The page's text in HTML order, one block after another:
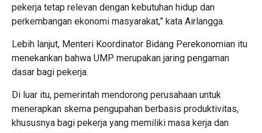
pekerja tetap relevan dengan kebutuhan hidup dan
perkembangan ekonomi masyarakat,” kata Airlangga.
Lebih lanjut, Menteri Koordinator Bidang Perekonomian itu
menekankan bahwa UMP merupakan jaring pengaman
dasar bagi pekerja.
Di luar itu, pemerintah mendorong perusahaan untuk
menerapkan skema pengupahan berbasis produktivitas,
khususnya bagi pekerja yang memiliki masa kerja dan